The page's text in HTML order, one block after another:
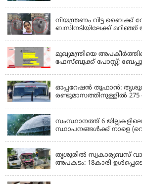
നിയന്ത്രണം വിട്ട ബൈക്ക്
ബസിനടിയിലേക്ക് മറിഞ്ഞ്
മുഖ്യമന്ത്രിയെ
ഫേസ്‌ബുക്ക് പോസ്റ്റ്;
ഓപ്പറേഷൻ തൂഫാൻ: തൃശൂർ
രണ്ടുമാസത്തിനുള്ളിൽ
സംസ്ഥാനത്ത് 6 ജില്ലകളിലെ വിദ്യാഭ്യാസ
സ്ഥാപനങ്ങൾക്ക് നാളെ
തൃശൂരിൽ സ്വകാര്യബസ്
അപകടം: 18കാരി